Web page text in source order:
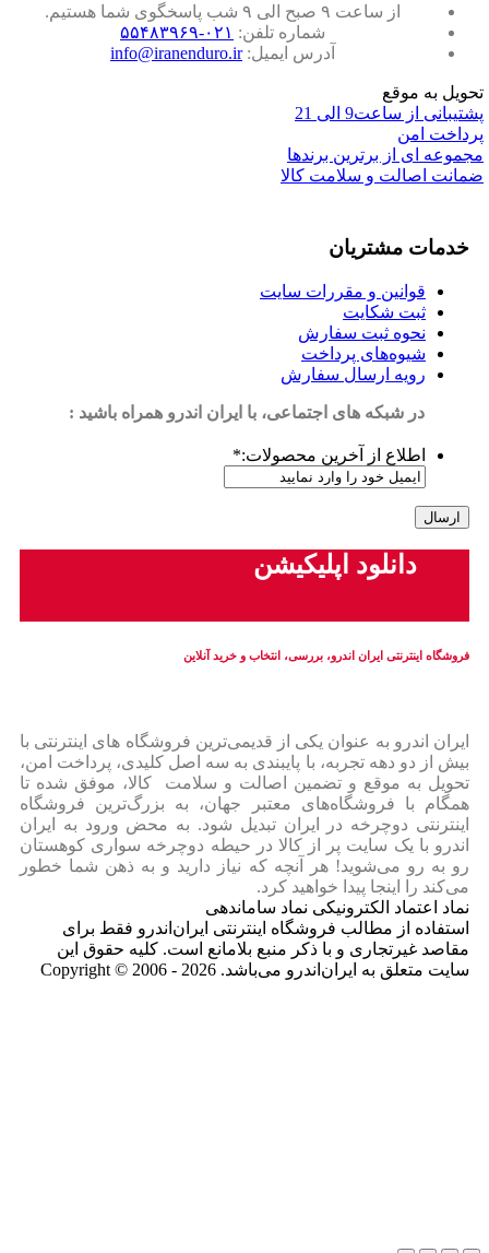
از ساعت ۹ صبح الی ۹ شب پاسخگوی شما هستیم.
شماره تلفن: ۰۲۱-۵۵۴۸۳۹۶۹
آدرس ایمیل:info@iranenduro.ir
تحویل به موقع
پشتیبانی از ساعت9 الی 21
پرداخت امن
مجموعه ای از برترین برندها
ضمانت اصالت و سلامت کالا
خدمات مشتریان
قوانین و مقررات سایت
ثبت شکایت
نحوه ثبت سفارش
شیوه‌های پرداخت
رویه ارسال سفارش
در شبکه های اجتماعی، با ایران اندرو همراه باشید :
اطلاع از آخرین محصولات:*
دانلود اپلیکیشن
فروشگاه اینترنتی ایران‌ اندرو، بررسی، انتخاب و خرید آنلاین
ایران‌ اندرو به عنوان یکی از قدیمی‌ترین فروشگاه های اینترنتی با
بیش از دو دهه تجربه، با پایبندی به سه اصل کلیدی، پرداخت امن،
تحویل به موقع و تضمین اصالت و سلامت کالا، موفق شده تا
همگام با فروشگاه‌های معتبر جهان، به بزرگ‌ترین فروشگاه
اینترنتی دوچرخه در ایران تبدیل شود. به محض ورود به ایران‌
اندرو با یک سایت پر از کالا در حیطه دوچرخه سواری کوهستان
رو به رو می‌شوید! هر آنچه که نیاز دارید و به ذهن شما خطور
می‌کند را اینجا پیدا خواهید کرد.
نماد اعتماد الکترونیکی نماد ساماندهی
استفاده از مطالب فروشگاه اینترنتی ایران‌اندرو فقط برای
مقاصد غیرتجاری و با ذکر منبع بلامانع است. کلیه حقوق این
سایت متعلق به ایران‌اندرو می‌باشد. Copyright © 2006 - 2026